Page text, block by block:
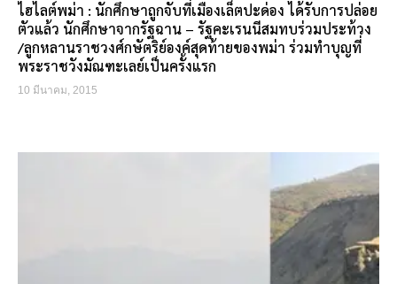
ไฮไลต์พม่า : นักศึกษาถูกจับที่เมืองเล็ตปะด่อง ได้รับการปล่อย
ตัวแล้ว นักศึกษาจากรัฐฉาน – รัฐคะเรนนีสมทบร่วมประท้วง
/ลูกหลานราชวงศ์กษัตริย์องค์สุดท้ายของพม่า ร่วมทำบุญที่
พระราชวังมัณฑะเลย์เป็นครั้งแรก
10 มีนาคม, 2015